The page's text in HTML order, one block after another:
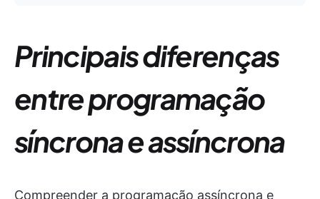
Principais diferenças
entre programação
síncrona e assíncrona
Compreender a programação assíncrona e